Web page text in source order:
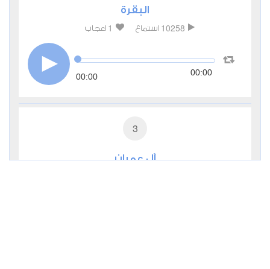
البقرة
10258 استماع 1 اعجاب
00:00 00:00
3
آل عمران